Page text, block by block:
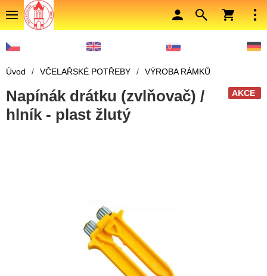
Úvod / VČELAŘSKÉ POTŘEBY / VÝROBA RÁMKŮ
AKCE
Napínák drátku (zvlňovač) /
hlník - plast žlutý